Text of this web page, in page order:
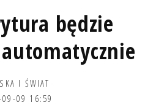
będzie
I ŚWIAT
09 16:59